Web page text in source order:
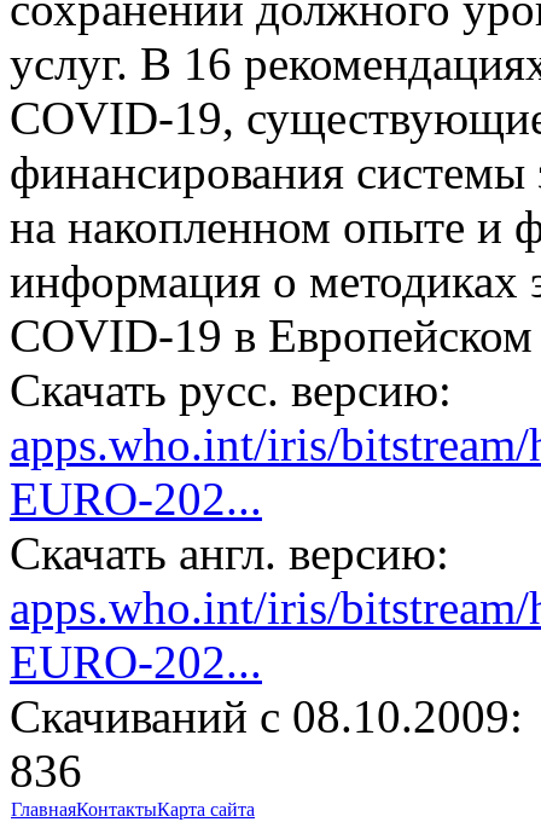
услуг. В 16
COVID-19,
финансирования системы
на накопленном опыте и
информация о методиках
COVID-19 в
Скачать русс. версию:
apps.who.int/iris/
EURO-202...
Скачать англ. версию:
apps.who.int/iris/
EURO-202...
Cкачиваний с 08.10.2009:
836
ГлавнаяКонтактыКарта сайта